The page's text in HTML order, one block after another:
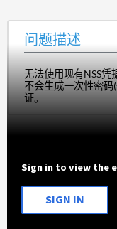
问题描述
无法使用现有NSS凭
不会生成一次性密码
证。
Sign in to view the
SIGN IN